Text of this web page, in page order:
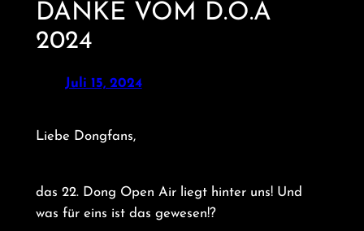
DANKE VOM D.O.A
2024
Juli 15, 2024
Liebe Dongfans,
das 22. Dong Open Air liegt hinter uns! Und
was für eins ist das gewesen!?